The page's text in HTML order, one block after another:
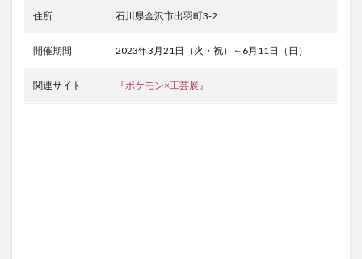
住所 石川県金沢市出羽町3-2
開催期間 2023年3月21日（火・祝）～6月11日（日）
関連サイト 『ポケモン×工芸展』